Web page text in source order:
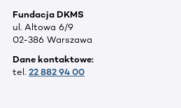
Fundacja DKMS
ul. Altowa 6/9
02-386 Warszawa
Dane kontaktowe:
tel. 22 882 94 00